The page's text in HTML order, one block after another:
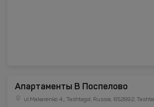
Апартаменты В Поспелово
ul.Makarenko 4,, Tashtagol, Russia, 652992,